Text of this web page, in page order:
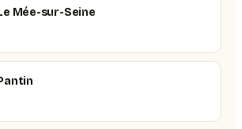
Mée-sur-Seine